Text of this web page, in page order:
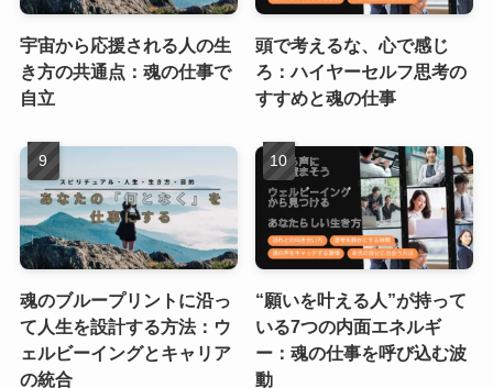
宇宙から応援される人の生
き方の共通点：魂の仕事で
自立
頭で考えるな、心で感じ
ろ：ハイヤーセルフ思考の
すすめと魂の仕事
魂のブループリントに沿っ
て人生を設計する方法：ウ
ェルビーイングとキャリア
の統合
“願いを叶える人”が持って
いる7つの内面エネルギ
ー：魂の仕事を呼び込む波
動